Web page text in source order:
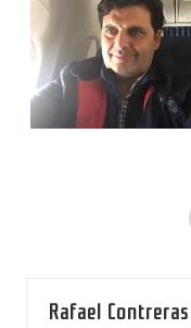
Rafael Contreras